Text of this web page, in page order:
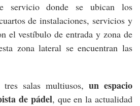
servicio donde se ubican los
de instalaciones, servicios y
el vestíbulo de entrada y zona de
zona lateral se encuentran las
salas multiusos, un espacio
de pádel, que en la actualidad